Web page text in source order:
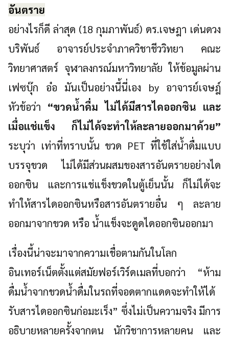
อันตราย
อย่างไรก็ดี ล่าสุด (18 กุมภาพันธ์) ดร.เจษฎา เด่นดวง
บริพันธ์ อาจารย์ประจำภาควิชาชีววิทยา คณะ
วิทยาศาสตร์ จุฬาลงกรณ์มหาวิทยาลัย ให้ข้อมูลผ่าน
เฟซบุ๊ก อ๋อ มันเป็นอย่างนี้นี่เอง by อาจารย์เจษฎ์
หัวข้อว่า “ขวดน้ำดื่ม ไม่ได้มีสารไดออกซิน และ
เมื่อแช่แข็ง ก็ไม่ได้จะทำให้ละลายออกมาด้วย”
ระบุว่า เท่าที่ทราบนั้น ขวด PET ที่ใช้ใส่น้ำดื่มแบบ
บรรจุขวด ไม่ได้มีส่วนผสมของสารอันตรายอย่างได
ออกซิน และการแช่แข็งขวดในตู้เย็นนั้น ก็ไม่ได้จะ
ทำให้สารไดออกซินหรือสารอันตรายอื่น ๆ ละลาย
ออกมาจากขวด หรือ น้ำแข็งจะดูดไดออกซินออกมา
เรื่องนี้น่าจะมาจากความเชื่อตามกันในโลก
อินเทอร์เน็ตตั้งแต่สมัยฟอร์เวิร์ดเมลที่บอกว่า “ห้าม
ดื่มน้ำจากขวดน้ำดื่มในรถที่จอดตากแดดจะทำให้ได้
รับสารไดออกซินก่อมะเร็ง” ซึ่งไม่เป็นความจริง มีการ
อธิบายหลายครั้งจากตน นักวิชาการหลายคน และ
Search